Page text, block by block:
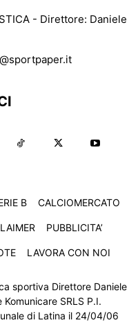
- Direttore: Daniele
B CALCIOMERCATO
PUBBLICITA’
LAVORA CON NOI
sportiva Direttore Daniele
SRLS P.I.
di Latina il 24/04/06